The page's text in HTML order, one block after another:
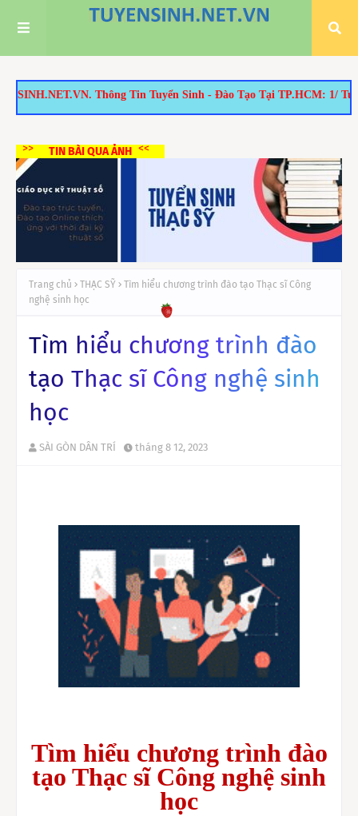
Thông Tin Tuyển Sinh - Đào Tạo Tại TP.HCM: 1/ Tuyển Sinh
>> TIN BÀI QUA ẢNH <<
Trang chủ THẠC SỸ
Tìm hiểu chương trình đào tạo Thạc sĩ Công
nghệ sinh học
Tìm hiểu chương trình đào
tạo Thạc sĩ Công nghệ sinh
học
SÀI GÒN DÂN TRÍ tháng 8 12, 2023
Tìm hiểu chương trình đào
tạo Thạc sĩ Công nghệ sinh
học